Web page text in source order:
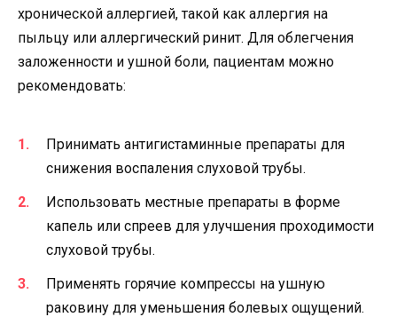
хронической аллергией, такой как аллергия на
пыльцу или аллергический ринит. Для облегчения
заложенности и ушной боли, пациентам можно
рекомендовать:
Принимать антигистаминные препараты для
снижения воспаления слуховой трубы.
Использовать местные препараты в форме
капель или спреев для улучшения проходимости
слуховой трубы.
Применять горячие компрессы на ушную
раковину для уменьшения болевых ощущений.